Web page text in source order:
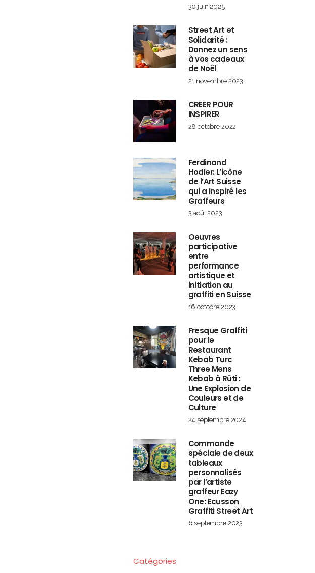
30 juin 2025
Street Art et
Solidarité :
Donnez un sens
à vos cadeaux
de Noël
21 novembre 2023
CREER POUR
INSPIRER
28 octobre 2022
Ferdinand
Hodler: L’icône
de l’Art Suisse
qui a Inspiré les
Graffeurs
3 août 2023
Oeuvres
participative
entre
performance
artistique et
initiation au
graffiti en Suisse
16 octobre 2023
Fresque Graffiti
pour le
Restaurant
Kebab Turc
Three Mens
Kebab à Rüti :
Une Explosion de
Couleurs et de
Culture
24 septembre 2024
Commande
spéciale de deux
tableaux
personnalisés
par l’artiste
graffeur Eazy
One: Ecusson
Graffiti Street Art
6 septembre 2023
Catégories